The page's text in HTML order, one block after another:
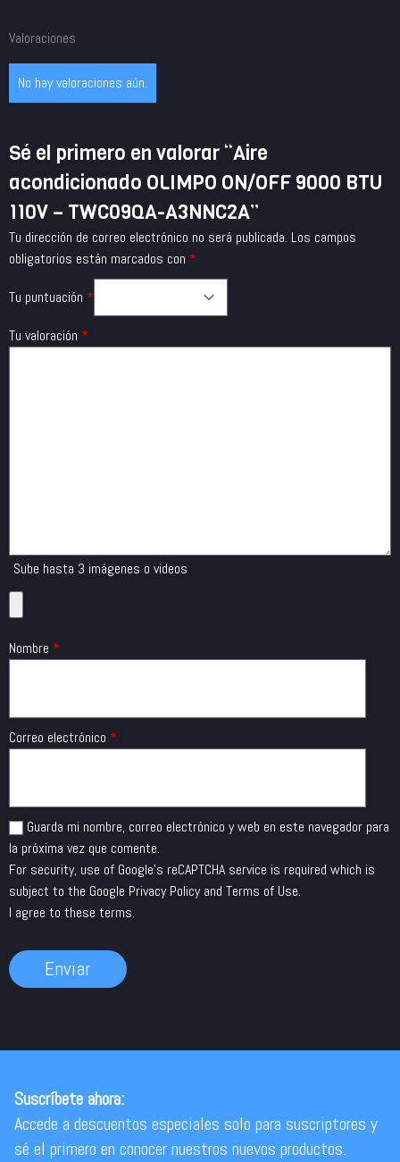
Valoraciones
No hay valoraciones aún.
Sé el primero en valorar “Aire
acondicionado OLIMPO ON/OFF 9000 BTU
110V – TWC09QA-A3NNC2A”
Tu dirección de correo electrónico no será publicada. Los campos
obligatorios están marcados con *
Tu puntuación *
Tu valoración *
Sube hasta 3 imágenes o videos
Nombre *
Correo electrónico *
Guarda mi nombre, correo electrónico y web en este navegador para
la próxima vez que comente.
For security, use of Google's reCAPTCHA service is required which is
subject to the Google Privacy Policyand Terms of Use.
I agree to these terms.
Suscríbete ahora:
Accede a descuentos especiales solo para suscriptores y
sé el primero en conocer nuestros nuevos productos.